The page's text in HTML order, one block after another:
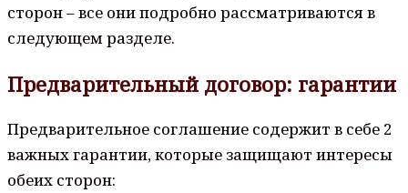
сторон – все они подробно рассматриваются в
следующем разделе.
Предварительный договор: гарантии
Предварительное соглашение содержит в себе 2
важных гарантии, которые защищают интересы
обеих сторон: